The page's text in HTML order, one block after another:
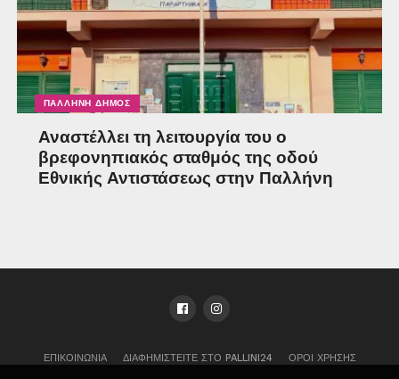
ΠΑΛΛΉΝΗ ΔΉΜΟΣ
Αναστέλλει τη λειτουργία του ο
βρεφονηπιακός σταθμός της οδού
Εθνικής Αντιστάσεως στην Παλλήνη
ΕΠΙΚΟΙΝΩΝΊΑ ΔΙΑΦΗΜΙΣΤΕΊΤΕ ΣΤΟ PALLINI24 ΌΡΟΙ ΧΡΉΣΗΣ